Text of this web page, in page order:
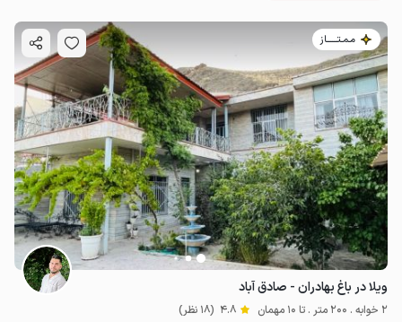
مـمـتــــــاز
ویلا در باغ بهادران - صادق آباد
2 خوابه . 200 متر . تا 10 مهمان 4.8 (18 نظر)